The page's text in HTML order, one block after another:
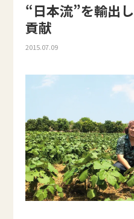
“日本流”を輸出
貢献
2015.07.09